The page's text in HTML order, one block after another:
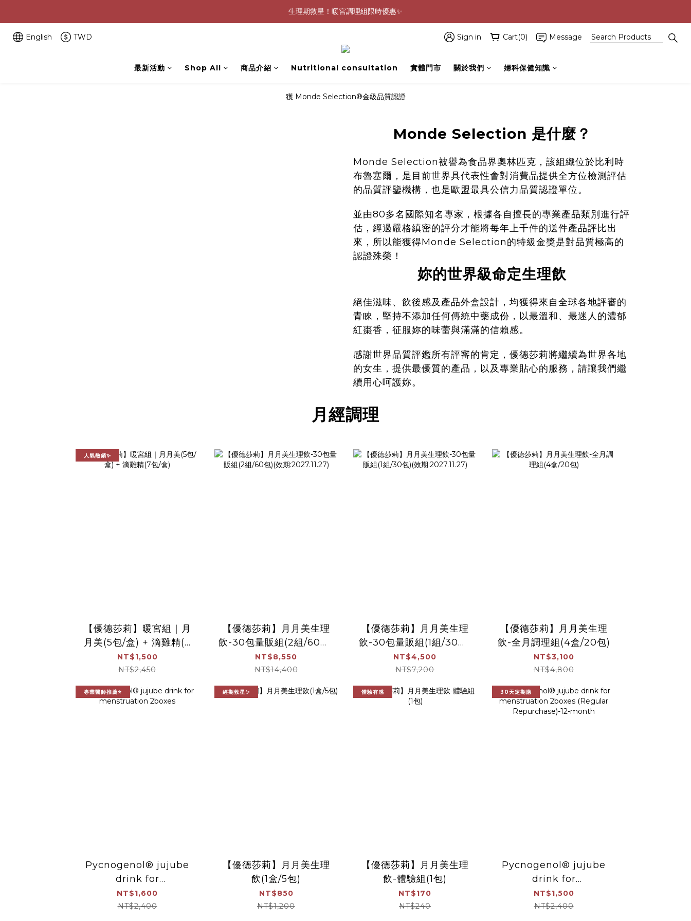
0805-0808指定商品滿$2000結帳88折💖
English
TWD Sign in Cart(0) Message
最新活動 Shop All 商品介紹 Nutritional consultation 實體門市 關於我們 婦科保健知識
獲 Monde Selection®金級品質認證
Monde Selection 是什麼？
Monde Selection被譽為食品界奧林匹克，該組織位於比利時
布魯塞爾，是目前世界具代表性會對消費品提供全方位檢測評估
的品質評鑒機構，也是歐盟最具公信力品質認證單位。
並由80多名國際知名專家，根據各自擅長的專業產品類別進行評
估，經過嚴格縝密的評分才能將每年上千件的送件產品評比出
來，所以能獲得Monde Selection的特級金獎是對品質極高的
認證殊榮！
妳的世界級命定生理飲
絕佳滋味、飲後感及產品外盒設計，均獲得來自全球各地評審的
青睞，堅持不添加任何傳統中藥成份，以最溫和、最迷人的濃郁
紅棗香，征服妳的味蕾與滿滿的信賴感。
感謝世界品質評鑑所有評審的肯定，優德莎莉將繼續為世界各地
的女生，提供最優質的產品，以及專業貼心的服務，請讓我們繼
續用心呵護妳。
月經調理
人氣熱銷✨
【優德莎莉】暖宮組｜月
月美(5包/盒) + 滴雞精(7
包/盒)
NT$1,500
NT$2,450
【優德莎莉】月月美生理
飲-30包量販組(2組/60包)
(效期:2027.11.27)
NT$8,550
NT$14,400
【優德莎莉】月月美生理
飲-30包量販組(1組/30包)
(效期:2027.11.27)
NT$4,500
NT$7,200
【優德莎莉】月月美生理
飲-全月調理組(4盒/20包)
NT$3,100
NT$4,800
專業醫師推薦⭐
Pycnogenol® jujube
drink for
menstruation 2boxes
NT$1,600
NT$2,400
經期救星✨
【優德莎莉】月月美生理
飲(1盒/5包)
NT$850
NT$1,200
體驗有感
【優德莎莉】月月美生理
飲-體驗組(1包)
NT$170
NT$240
30天定期購
Pycnogenol® jujube
drink for
menstruation 2boxes
(Regular
NT$1,500
NT$2,400